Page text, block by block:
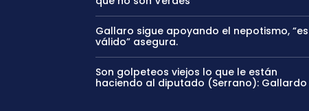
Gallaro sigue apoyando el nepotismo, “es
válido” asegura.
Son golpeteos viejos lo que le están
haciendo al diputado (Serrano): Gallardo